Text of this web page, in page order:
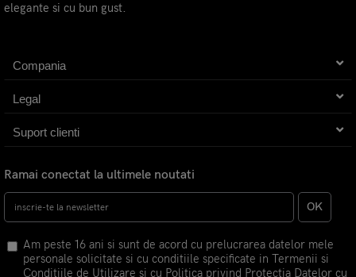
elegante si cu bun gust.
Compania
Legal
Suport clienti
Ramai conectat la ultimele noutati
OK
Am peste 16 ani si sunt de acord cu prelucrarea datelor mele
personale solicitate si cu conditiile specificate in Termenii si
Conditiile de Utilizare si cu Politica privind Protectia Datelor cu